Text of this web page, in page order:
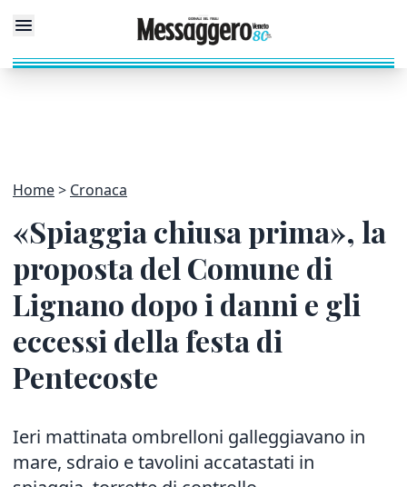
Home Cronaca
«Spiaggia chiusa prima», la
proposta del Comune di
Lignano dopo i danni e gli
eccessi della festa di
Pentecoste
Ieri mattinata ombrelloni galleggiavano in
mare, sdraio e tavolini accatastati in